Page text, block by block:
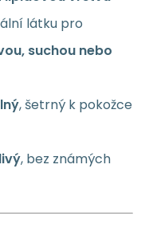
látku pro
suchou nebo
, šetrný k pokožce
, bez známých